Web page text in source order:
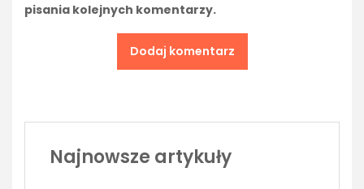
pisania kolejnych komentarzy.
Najnowsze artykuły